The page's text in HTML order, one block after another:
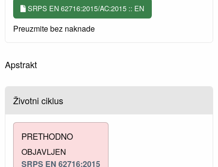
SRPS EN 62716:2015/AC:2015 :: EN
Preuzmite bez naknade
Apstrakt
Životni ciklus
PRETHODNO
OBJAVLJEN
SRPS EN 62716:2015